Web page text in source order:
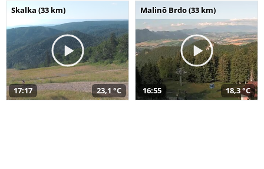
Skalka (33 km)
17:17 23,1 °C
Malinô Brdo (33 km)
16:55 18,3 °C